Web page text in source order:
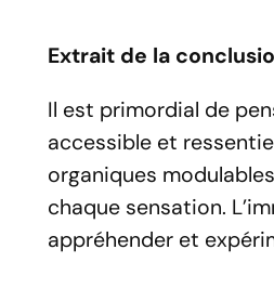
Extrait de la
Il est primordial de
accessible et
organiques
chaque sensation.
appréhender et